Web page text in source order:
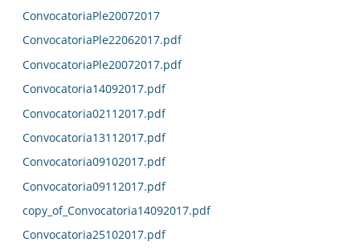
ConvocatoriaPle20072017
ConvocatoriaPle22062017.pdf
ConvocatoriaPle20072017.pdf
Convocatoria14092017.pdf
Convocatoria02112017.pdf
Convocatoria13112017.pdf
Convocatoria09102017.pdf
Convocatoria09112017.pdf
copy_of_Convocatoria14092017.pdf
Convocatoria25102017.pdf